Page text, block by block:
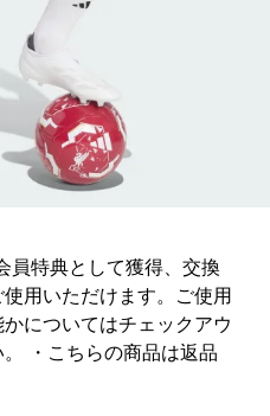
員特典として獲得、交換
用いただけます。ご使用
についてはチェックアウ
。 ・こちらの商品は返品